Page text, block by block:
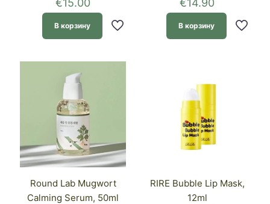
€15.00
В корзину
€14.90
В корзину
Round Lab Mugwort
Calming Serum, 50ml
RIRE Bubble Lip Mask,
12ml